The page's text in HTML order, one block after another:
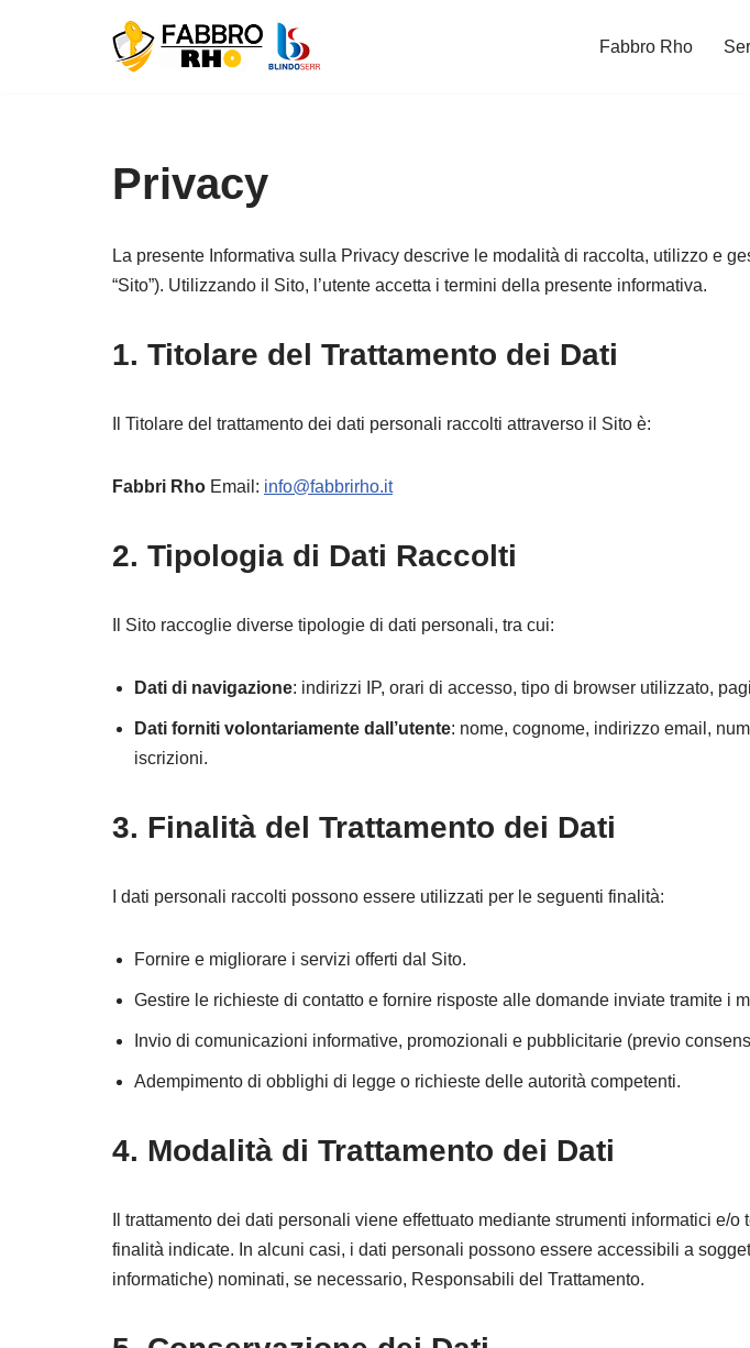
Fabbro Rho
Privacy
La presente Informativa sulla Privacy descrive le modalità di raccolta, utilizzo e
“Sito”). Utilizzando il Sito, l’utente accetta i termini della presente informativa.
1. Titolare del Trattamento dei Dati
Il Titolare del trattamento dei dati personali raccolti attraverso il Sito è:
Fabbri Rho Email: info@fabbrirho.it
2. Tipologia di Dati Raccolti
Il Sito raccoglie diverse tipologie di dati personali, tra cui:
Dati di navigazione: indirizzi IP, orari di accesso, tipo di browser utilizzato,
Dati forniti volontariamente dall’utente: nome, cognome, indirizzo email,
iscrizioni.
3. Finalità del Trattamento dei Dati
I dati personali raccolti possono essere utilizzati per le seguenti finalità:
Fornire e migliorare i servizi offerti dal Sito.
Gestire le richieste di contatto e fornire risposte alle domande inviate tramite i
Invio di comunicazioni informative, promozionali e pubblicitarie (previo
Adempimento di obblighi di legge o richieste delle autorità competenti.
4. Modalità di Trattamento dei Dati
Il trattamento dei dati personali viene effettuato mediante strumenti informatici
finalità indicate. In alcuni casi, i dati personali possono essere accessibili a
informatiche) nominati, se necessario, Responsabili del Trattamento.